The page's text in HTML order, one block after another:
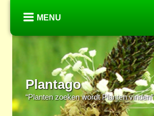
MENU
Plantago
“Planten zoeken wordt Planten vinden”